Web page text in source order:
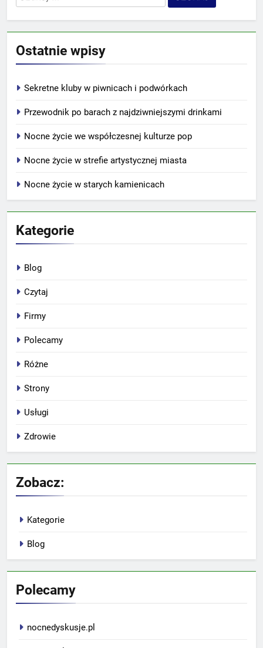
Ostatnie wpisy
Sekretne kluby w piwnicach i podwórkach
Przewodnik po barach z najdziwniejszymi drinkami
Nocne życie we współczesnej kulturze pop
Nocne życie w strefie artystycznej miasta
Nocne życie w starych kamienicach
Kategorie
Blog
Czytaj
Firmy
Polecamy
Różne
Strony
Usługi
Zdrowie
Zobacz:
Kategorie
Blog
Polecamy
nocnedyskusje.pl